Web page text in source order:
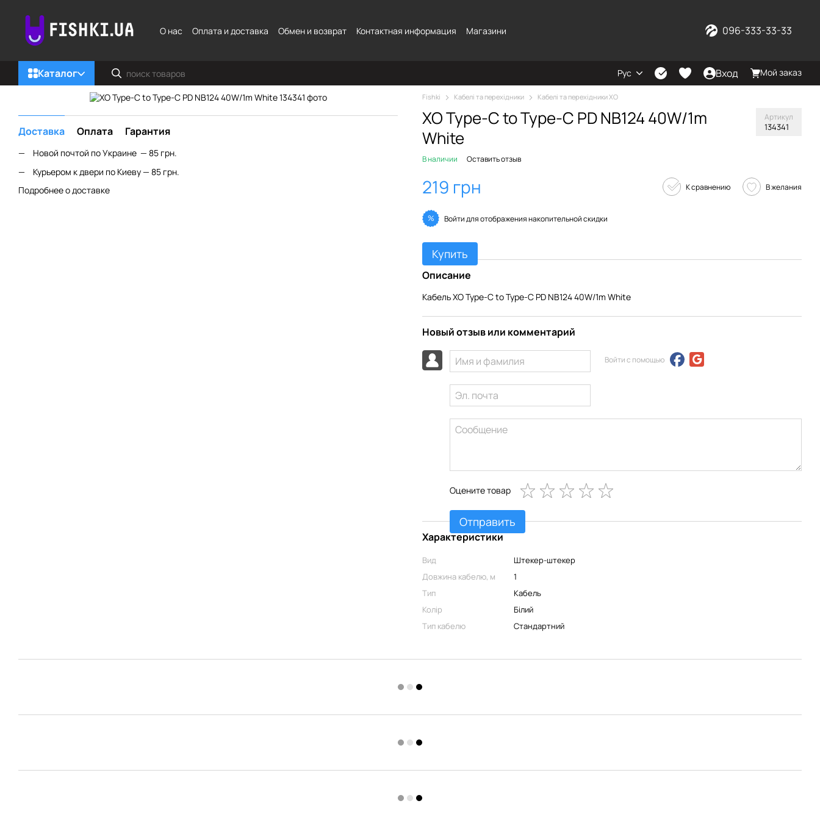
О нас
Оплата и доставка Обмен и возврат Контактная информация Магазини 096-333-33-33
Каталог Рус Вход Мой заказ
Доставка Оплата Гарантия
Новой почтой по Украине — 85 грн.
Курьером к двери по Киеву — 85 грн.
Подробнее о доставке
Fishki Кабелі та перехідники Кабелі та перехідники XO
XO Type-C to Type-C PD NB124 40W/1m
White
Артикул
134341
В наличии Оставить отзыв
219 грн К сравнению В желания
% Войтидля отображения накопительной скидки
Купить
Описание
Кабель XO Type-C to Type-C PD NB124 40W/1m White
Новый отзыв или комментарий
Войти с помощью
Оцените товар
Отправить
Характеристики
Вид
Штекер-штекер
Довжина кабелю, м
1
Тип
Кабель
Колір
Білий
Тип кабелю
Стандартний